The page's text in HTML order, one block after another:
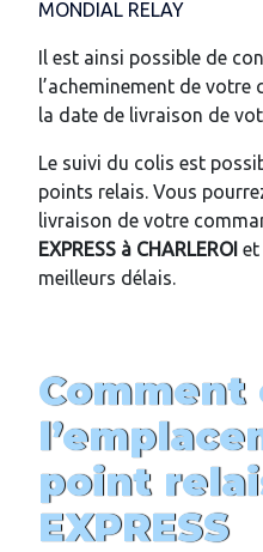
MONDIAL RELAY
Il est ainsi possible de
l’acheminement de
la date de livraison de
Le suivi du colis est
points relais. Vous
livraison de votre
EXPRESS à CHARLEROI et
meilleurs délais.
point
EXPRESS